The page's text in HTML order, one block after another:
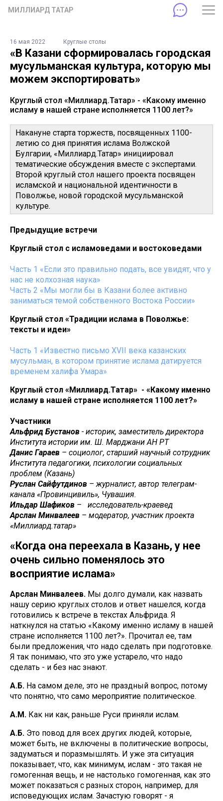
МИЛЛИАРД ТАТАР
16 мая 2022 Круглые столы
«В Казани сформировалась городская
мусульманская культура, которую мы
можем экспортировать»
Круглый стол «Миллиард.Татар» - «Какому именно
исламу в нашей стране исполняется 1100 лет?»
Накануне старта торжеств, посвященных 1100-
летию со дня принятия ислама Волжской
Булгарии, «Миллиард.Татар» инициировал
тематические обсуждения вместе с экспертами.
Второй круглый стол нашего проекта посвящен
исламской и национальной идентичности в
Поволжье, новой городской мусульманской
культуре.
Предыдущие встречи
Круглый стол с исламоведами и востоковедами
Часть 1 «Если это правильно подать, все увидят, что у
нас не колхозная наука»
Часть 2 «Мы могли бы в Казани более активно
заниматься темой собственного Востока России»
Круглый стол «Традиции ислама в Поволжье:
тексты и идеи»
Часть 1 «Известно письмо XVII века казанских
мусульман, в котором принятие ислама датируется
временем халифа Умара»
Круглый стол «Миллиард.Татар» - «Какому именно
исламу в нашей стране исполняется 1100 лет?»
Участники
Альфрид Бустанов - историк, заместитель директора
Института истории им. Ш. Марджани АН РТ
Данис Гараев – социолог, старший научный сотрудник
Института педагогики, психологии социальных
проблем (Казань)
Руслан Сайфутдинов – журналист, автор телеграм-
канала «Провинцивиль», Чувашия.
Ильдар Шафиков – исследователь-краевед
Арслан Минвалеев – модератор, участник проекта
«Миллиард.татар»
«Когда она переехала в Казань, у нее
очень сильно поменялось это
восприятие ислама»
Арслан Минвалеев. Мы долго думали, как назвать
нашу серию круглых столов и ответ нашелся, когда
готовились к встрече в текстах Альфрида. Я
наткнулся на статью «Какому именно исламу в нашей
стране исполняется 1100 лет?». Прочитал ее, там
были предложения, что надо сделать при подготовке.
Я так понимаю, что это уже устарело, что надо
сделать - и без нас знают.
А.Б. На самом деле, это не праздный вопрос, потому
что понятно, что само мероприятие политическое.
А.М. Как ни как, раньше Руси приняли ислам.
А.Б. Это повод для всех других людей, которые,
может быть, не включены в политические вопросы,
задуматься и поразмышлять. И уже эта ситуация
показывает, что, как минимум, ислам - это такая не
гомогенная вещь, и не настолько гомогенная, как это
может показаться с разных сторон, например, для
исповедующих ислам. Зачастую говорят - я